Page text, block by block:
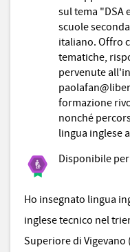
sul tema "DSA
scuole
italiano. Offro
tematiche,
pervenute
formazione
nonché
lingua inglese
Disponibile
Ho insegnato lingua
inglese tecnico nel
Superiore di Vigevano